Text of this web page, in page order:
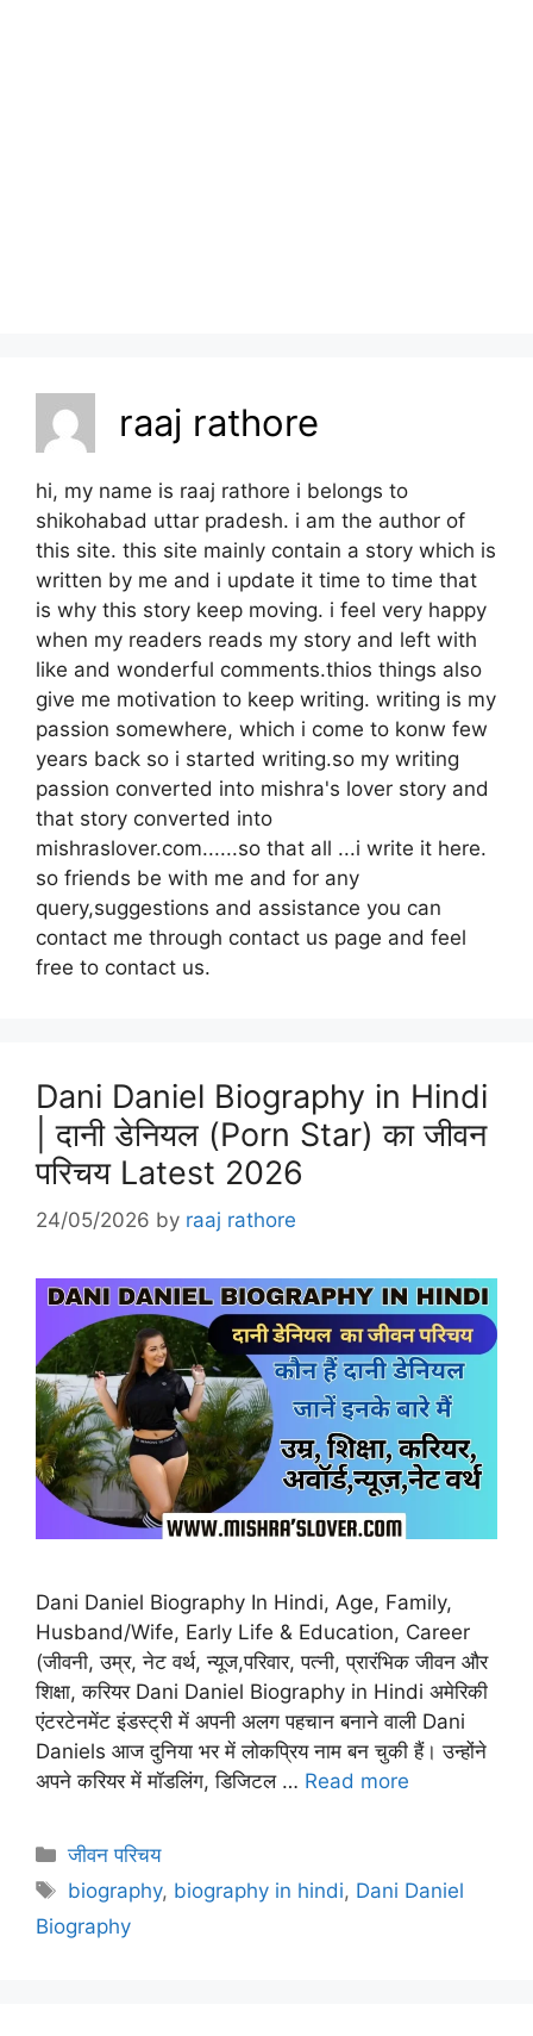
raaj rathore
hi, my name is raaj rathore i belongs to
shikohabad uttar pradesh. i am the author of
this site. this site mainly contain a story which is
written by me and i update it time to time that
is why this story keep moving. i feel very happy
when my readers reads my story and left with
like and wonderful comments.thios things also
give me motivation to keep writing. writing is my
passion somewhere, which i come to konw few
years back so i started writing.so my writing
passion converted into mishra's lover story and
that story converted into
mishraslover.com......so that all ...i write it here.
so friends be with me and for any
query,suggestions and assistance you can
contact me through contact us page and feel
free to contact us.
Dani Daniel Biography in Hindi
| दानी डेनियल (Porn Star) का जीवन
परिचय Latest 2026
24/05/2026 by raaj rathore
Dani Daniel Biography In Hindi, Age, Family,
Husband/Wife, Early Life & Education, Career
(जीवनी, उम्र, नेट वर्थ, न्यूज,परिवार, पत्नी, प्रारंभिक जीवन और
शिक्षा, करियर Dani Daniel Biography in Hindi अमेरिकी
एंटरटेनमेंट इंडस्ट्री में अपनी अलग पहचान बनाने वाली Dani
Daniels आज दुनिया भर में लोकप्रिय नाम बन चुकी हैं। उन्होंने
अपने करियर में मॉडलिंग, डिजिटल … Read more
Categories
जीवन परिचय
Tags
biography, biography in hindi, Dani Daniel
Biography